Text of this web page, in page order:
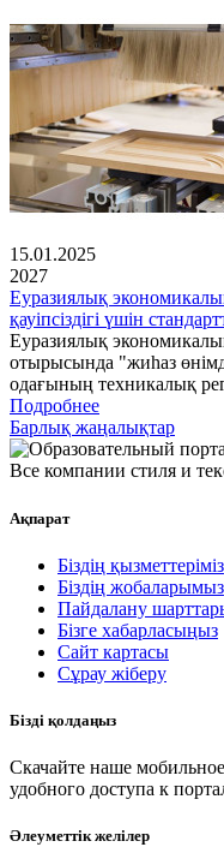
15.01.2025
2027
Еуразиялық
қауіпсіздігі үшін
Еуразиялық
отырысында "жиһаз
одағының техникалық
Подробнее
Барлық жаңалықтар
Все компании стиля и
Ақпарат
Біздің қызметтеріміз
Біздің жобаларымыз
Пайдалану
Бізге хабарласыңыз
Сайт картасы
Сұрау жіберу
Бізді қолдаңыз
Скачайте наше
удобного доступа к
Әлеуметтік желілер